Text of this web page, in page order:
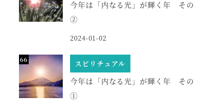
今年は「内なる光」が輝く年 その
②
2024-01-02
スピリチュアル
今年は「内なる光」が輝く年 その
①